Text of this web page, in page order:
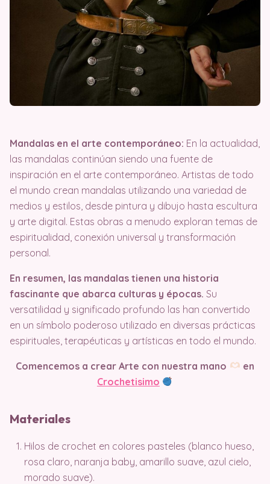
Mandalas en el arte contemporáneo: En la actualidad,
las mandalas continúan siendo una fuente de
inspiración en el arte contemporáneo. Artistas de todo
el mundo crean mandalas utilizando una variedad de
medios y estilos, desde pintura y dibujo hasta escultura
y arte digital. Estas obras a menudo exploran temas de
espiritualidad, conexión universal y transformación
personal.
En resumen, las mandalas tienen una historia
fascinante que abarca culturas y épocas. Su
versatilidad y significado profundo las han convertido
en un símbolo poderoso utilizado en diversas prácticas
espirituales, terapéuticas y artísticas en todo el mundo.
Comencemos a crear Arte con nuestra mano
en
Crochetisimo
Materiales
Hilos de crochet en colores pasteles (blanco hueso,
rosa claro, naranja baby, amarillo suave, azul cielo,
morado suave).